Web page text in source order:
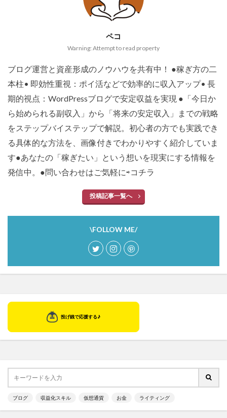
ペコ
Warning: Attempt to read property
ブログ運営と資産形成のノウハウを共有中！ ●稼ぎ方の二
本柱• 即効性重視：ポイ活などで効率的に収入アップ• 長
期的視点：WordPressブログで安定収益を実現 ●「今日か
ら始められる副収入」から「将来の安定収入」までの戦略
をステップバイステップで解説。初心者の方でも実践でき
る具体的な方法を、画像付きでわかりやすく紹介していま
す●あなたの「稼ぎたい」という想いを現実にする情報を
発信中。●問い合わせはご気軽に⇨コチラ
投稿記事一覧へ
\FOLLOW ME/
ブログ 収益化スキル 仮想通貨 お金 ライティング